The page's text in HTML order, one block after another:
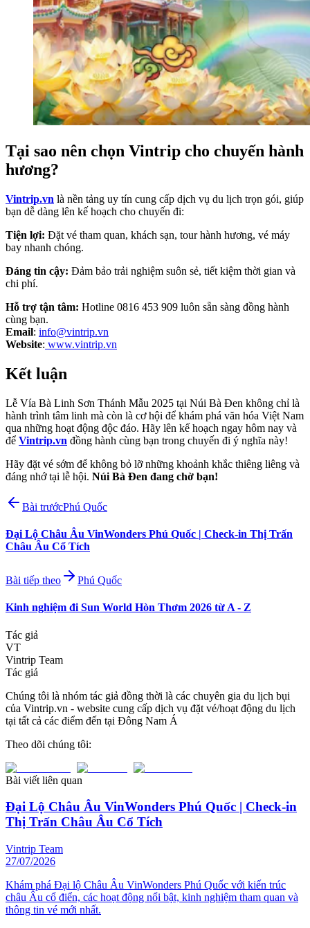
Tại sao nên chọn Vintrip cho chuyến hành
hương?
Vintrip.vn là nền tảng uy tín cung cấp dịch vụ du lịch trọn gói, giúp
bạn dễ dàng lên kế hoạch cho chuyến đi:
Tiện lợi: Đặt vé tham quan, khách sạn, tour hành hương, vé máy
bay nhanh chóng.
Đáng tin cậy: Đảm bảo trải nghiệm suôn sẻ, tiết kiệm thời gian và
chi phí.
Hỗ trợ tận tâm: Hotline 0816 453 909 luôn sẵn sàng đồng hành
cùng bạn.
Email: info@vintrip.vn
Website: www.vintrip.vn
Kết luận
Lễ Vía Bà Linh Sơn Thánh Mẫu 2025 tại Núi Bà Đen không chỉ là
hành trình tâm linh mà còn là cơ hội để khám phá văn hóa Việt Nam
qua những hoạt động độc đáo. Hãy lên kế hoạch ngay hôm nay và
để Vintrip.vn đồng hành cùng bạn trong chuyến đi ý nghĩa này!
Hãy đặt vé sớm để không bỏ lỡ những khoảnh khắc thiêng liêng và
đáng nhớ tại lễ hội. Núi Bà Đen đang chờ bạn!
Bài trướcPhú Quốc
Đại Lộ Châu Âu VinWonders Phú Quốc | Check-in Thị Trấn
Châu Âu Cổ Tích
Bài tiếp theo Phú Quốc
Kinh nghiệm đi Sun World Hòn Thơm 2026 từ A - Z
Tác giả
VT
Vintrip Team
Tác giả
Chúng tôi là nhóm tác giả đồng thời là các chuyên gia du lịch bụi
của Vintrip.vn - website cung cấp dịch vụ đặt vé/hoạt động du lịch
tại tất cả các điểm đến tại Đông Nam Á
Theo dõi chúng tôi:
Bài viết liên quan
Đại Lộ Châu Âu VinWonders Phú Quốc | Check-in
Thị Trấn Châu Âu Cổ Tích
Vintrip Team
27/07/2026
Khám phá Đại lộ Châu Âu VinWonders Phú Quốc với kiến trúc
châu Âu cổ điển, các hoạt động nổi bật, kinh nghiệm tham quan và
thông tin vé mới nhất.